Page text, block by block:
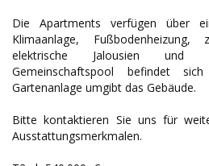
Die Apartments verfügen über
Klimaanlage, Fußbodenheizung,
elektrische Jalousien und
Gemeinschaftspool befindet
Gartenanlage umgibt das Gebäude.
Bitte kontaktieren Sie uns für
Ausstattungsmerkmalen.